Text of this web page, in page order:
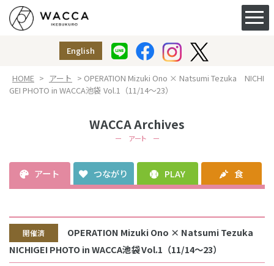
English
ACCESS&FACILITY
アクセス
（ベビー休憩室）
HOME > アート > OPERATION Mizuki Ono × Natsumi Tezuka NICHI
GEI PHOTO in WACCA池袋 Vol.1（11/14～23）
WACCA Archives
ー アート ー
アート つながり PLAY 食
開催済
OPERATION Mizuki Ono × Natsumi Tezuka
NICHIGEI PHOTO in WACCA池袋 Vol.1（11/14～23）